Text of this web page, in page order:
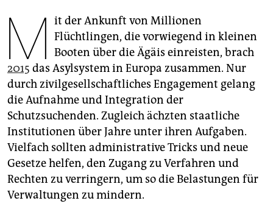
abo
genossenschaft
epaper login
M it der Ankunft von Millionen
Flüchtlingen, die vorwiegend in kleinen
Booten über die Ägäis einreisten, brach
2015 das Asylsystem in Europa zusammen. Nur
durch zivilgesellschaftliches Engagement gelang
die Aufnahme und Integration der
Schutzsuchenden. Zugleich ächzten staatliche
Institutionen über Jahre unter ihren Aufgaben.
Vielfach sollten administrative Tricks und neue
Gesetze helfen, den Zugang zu Verfahren und
Rechten zu verringern, um so die Belastungen für
Verwaltungen zu mindern.